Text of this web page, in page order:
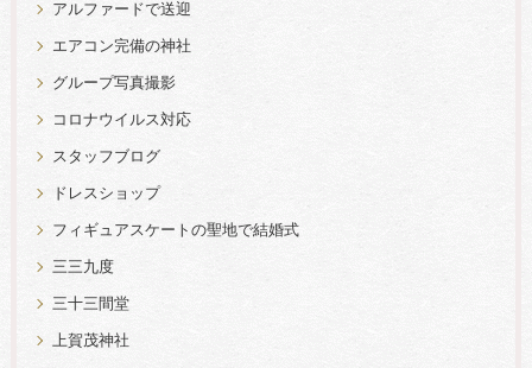
アルファードで送迎
エアコン完備の神社
グループ写真撮影
コロナウイルス対応
スタッフブログ
ドレスショップ
フィギュアスケートの聖地で結婚式
三三九度
三十三間堂
上賀茂神社